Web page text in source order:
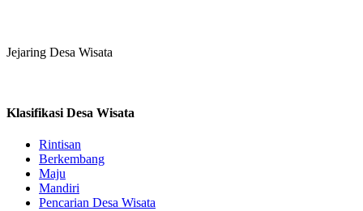
Jejaring Desa Wisata
Klasifikasi Desa Wisata
Rintisan
Berkembang
Maju
Mandiri
Pencarian Desa Wisata